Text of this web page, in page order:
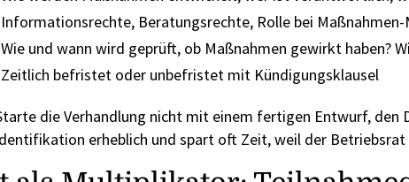
Informationsrechte, Beratungsrechte, Rolle bei
Wie und wann wird geprüft, ob Maßnahmen gewirkt haben?
Zeitlich befristet oder unbefristet mit Kündigungsklausel
die Verhandlung nicht mit einem fertigen Entwurf, den
erheblich und spart oft Zeit, weil der